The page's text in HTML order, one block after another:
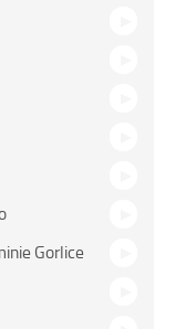
Gorlice